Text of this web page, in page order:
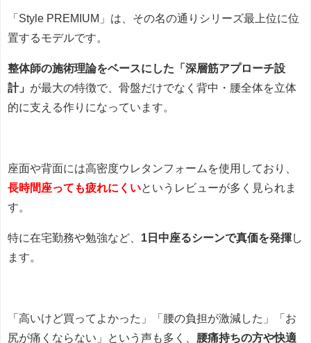
「Style PREMIUM」は、その名の通りシリーズ最上位に位
置するモデルです。
整体師の施術理論をベースにした「深層筋アプローチ設
計」 が最大の特徴で、骨盤だけでなく背中・腰全体を立体
的に支える作りになっています。
座面や背面には高密度ウレタンフォームを使用しており、
長時間座っても疲れにくいというレビューが多く見られま
す。
特に在宅勤務や勉強など、 1日中座るシーンで真価を発揮し
ます。
「高いけど買ってよかった」「腰の負担が激減した」「お
尻が痛くならない」という声も多く、
腰痛持ちの方や快適